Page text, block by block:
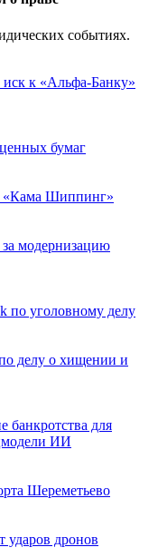
событиях.
иск к «Альфа-Банку»
бумаг
«Кама Шиппинг»
модернизацию
по уголовному делу
делу о хищении и
банкротства для
ИИ
Шереметьево
ударов дронов